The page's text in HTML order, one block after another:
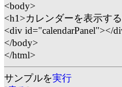
<body>
<h1>カレンダーを表示す
<div id="calendarPanel"></
</body>
</html>
サンプルを実行